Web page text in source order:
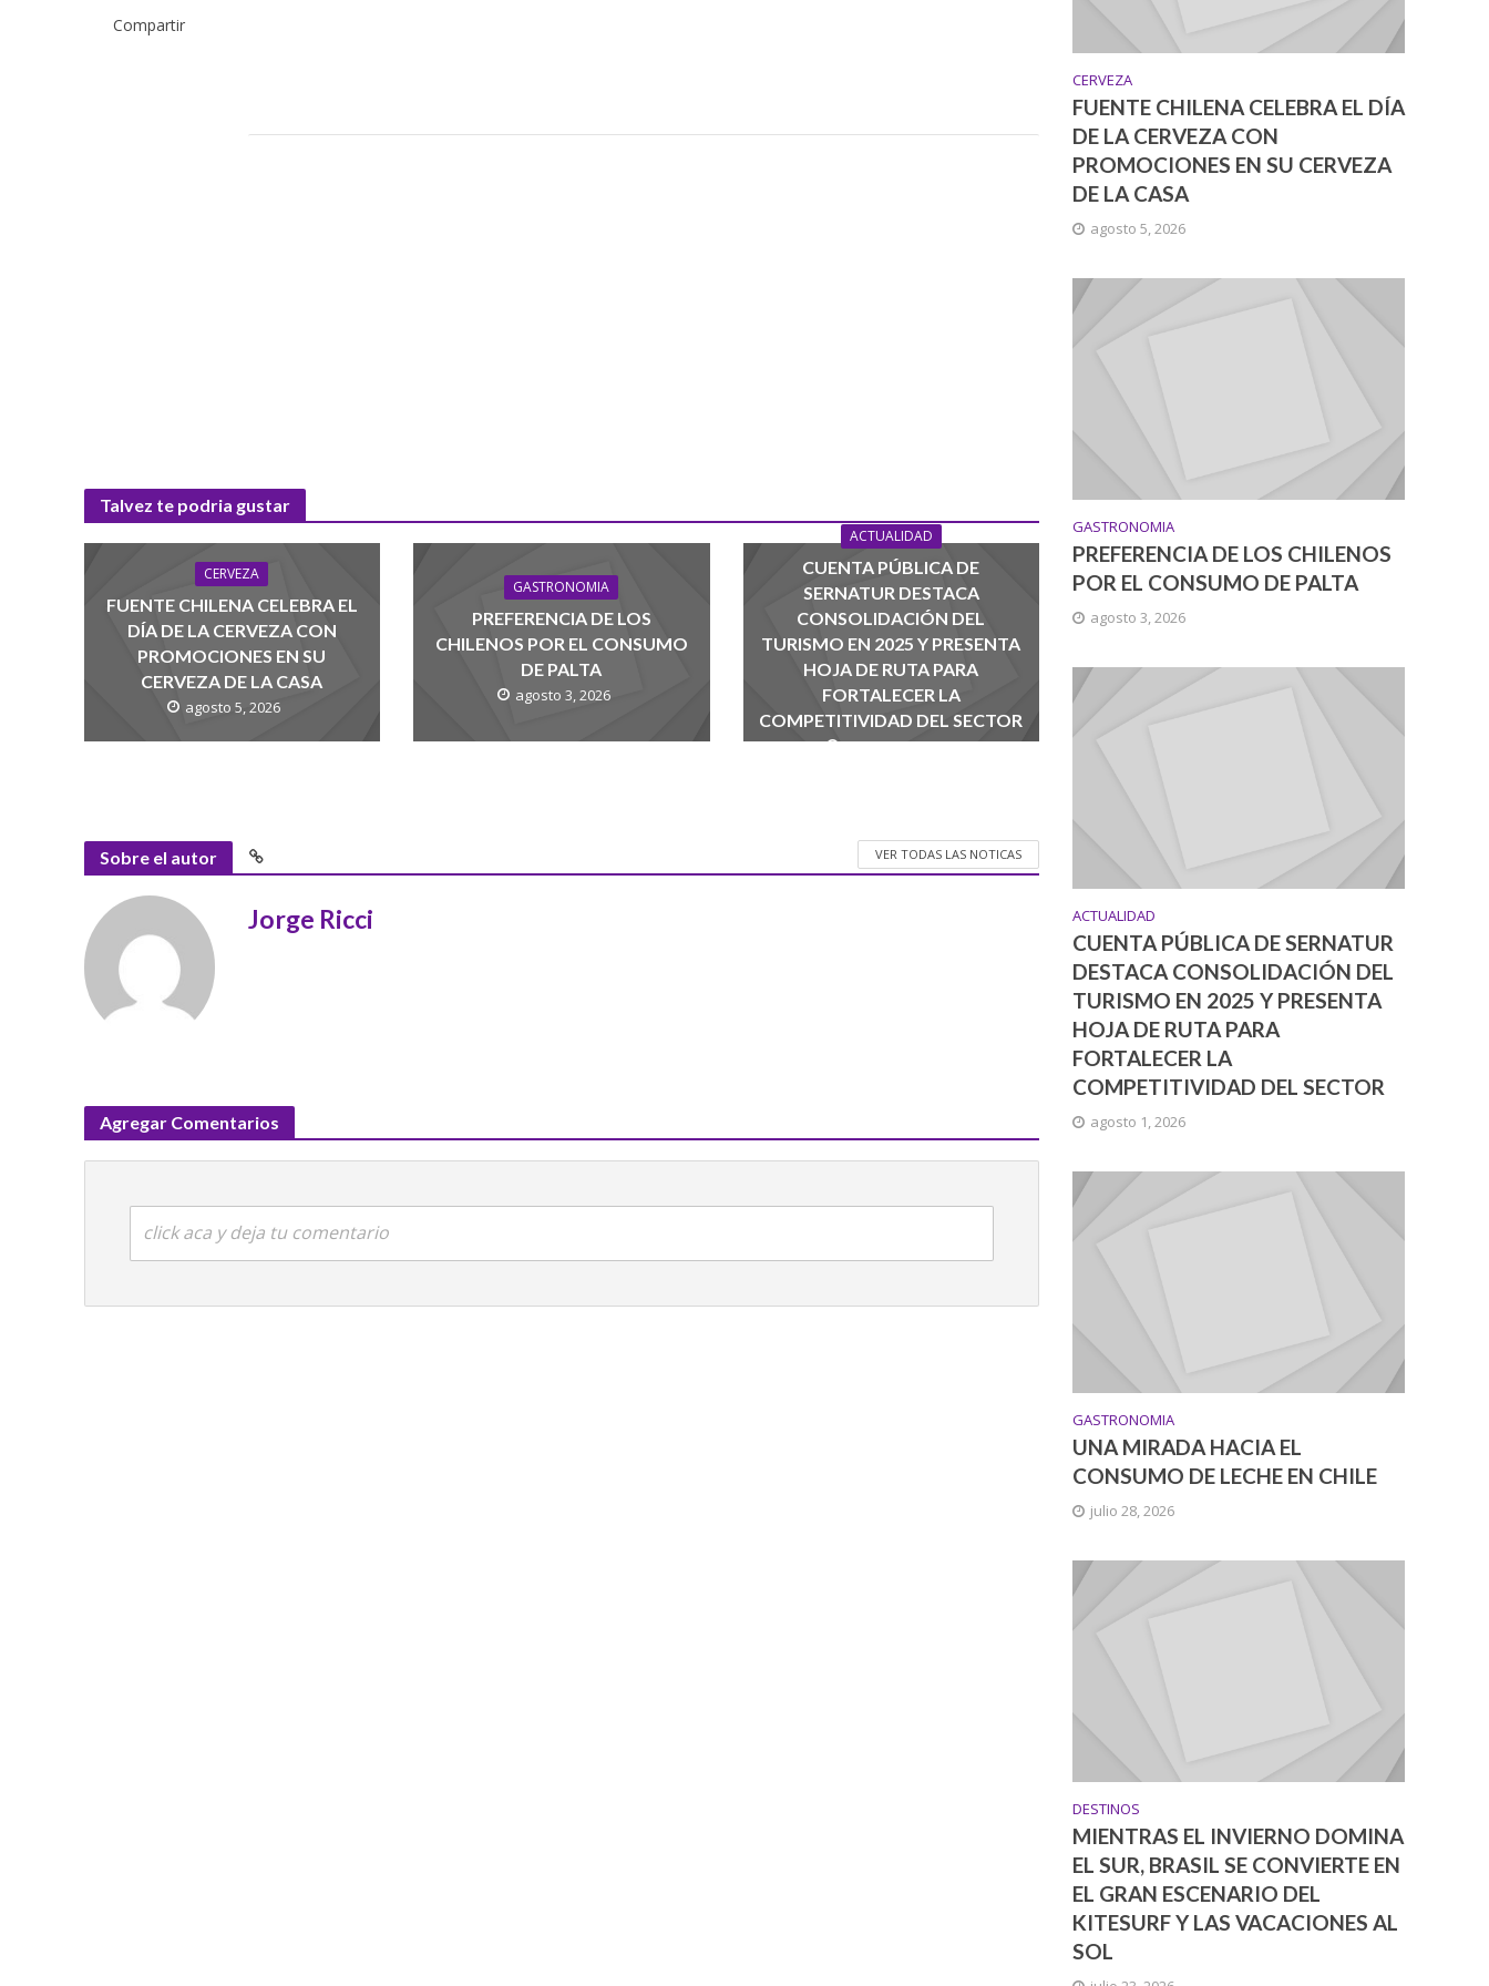
Compartir
Talvez te podria gustar
CERVEZA
FUENTE CHILENA CELEBRA EL
DÍA DE LA CERVEZA CON
PROMOCIONES EN SU
CERVEZA DE LA CASA
agosto 5, 2026
GASTRONOMIA
PREFERENCIA DE LOS
CHILENOS POR EL CONSUMO
DE PALTA
agosto 3, 2026
ACTUALIDAD
CUENTA PÚBLICA DE
SERNATUR DESTACA
CONSOLIDACIÓN DEL
TURISMO EN 2025 Y PRESENTA
HOJA DE RUTA PARA
FORTALECER LA
COMPETITIVIDAD DEL SECTOR
agosto 1, 2026
Sobre el autor VER TODAS LAS NOTICAS
Jorge Ricci
Agregar Comentarios
click aca y deja tu comentario
CERVEZA
FUENTE CHILENA CELEBRA EL DÍA
DE LA CERVEZA CON
PROMOCIONES EN SU CERVEZA
DE LA CASA
agosto 5, 2026
GASTRONOMIA
PREFERENCIA DE LOS CHILENOS
POR EL CONSUMO DE PALTA
agosto 3, 2026
ACTUALIDAD
CUENTA PÚBLICA DE SERNATUR
DESTACA CONSOLIDACIÓN DEL
TURISMO EN 2025 Y PRESENTA
HOJA DE RUTA PARA
FORTALECER LA
COMPETITIVIDAD DEL SECTOR
agosto 1, 2026
GASTRONOMIA
UNA MIRADA HACIA EL
CONSUMO DE LECHE EN CHILE
julio 28, 2026
DESTINOS
MIENTRAS EL INVIERNO DOMINA
EL SUR, BRASIL SE CONVIERTE EN
EL GRAN ESCENARIO DEL
KITESURF Y LAS VACACIONES AL
SOL